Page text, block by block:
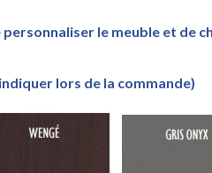
le meuble et de
lors de la commande)